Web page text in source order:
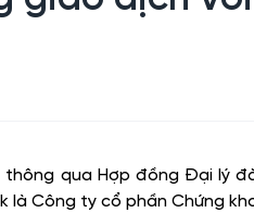
qua Hợp đồng Đại lý
Công ty cổ phần Chứng